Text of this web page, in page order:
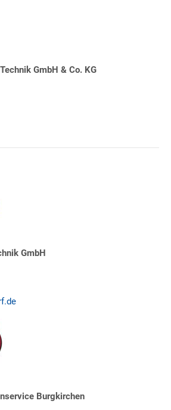
GmbH & Co. KG
GmbH
Burgkirchen